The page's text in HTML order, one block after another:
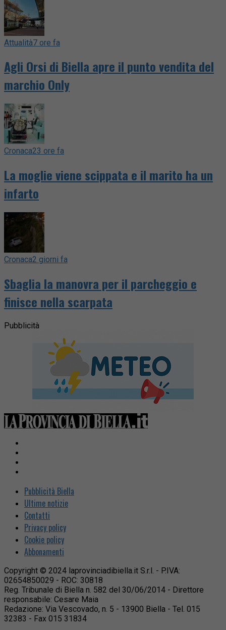
Attualità7 ore fa
Agli Orsi di Biella apre il punto vendita del
marchio Only
Cronaca23 ore fa
La moglie viene scippata e il marito ha un
infarto
Cronaca2 giorni fa
Sbaglia la manovra per il parcheggio e
finisce nella scarpata
Pubblicità
Pubblicità Biella
Ultime notizie
Contatti
Privacy policy
Cookie policy
Abbonamenti
Copyright © 2024 laprovinciadibiella.it S.r.l. - P.IVA:
02654850029 - ROC: 30818
Reg. Tribunale di Biella n. 582 del 30/06/2014 - Direttore
responsabile: Cesare Maia
Redazione: Via Vescovado, n. 5 - 13900 Biella - Tel. 015
32383 - Fax 015 31834